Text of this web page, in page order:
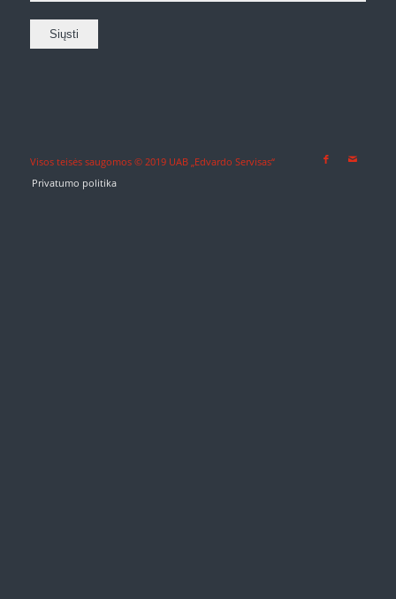
Visos teisės saugomos © 2019 UAB „Edvardo Servisas“
Privatumo politika